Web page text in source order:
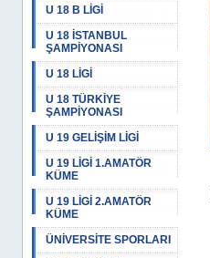
U 18 B LİGİ
U 18 İSTANBUL
ŞAMPİYONASI
U 18 LİGİ
U 18 TÜRKİYE
ŞAMPİYONASI
U 19 GELİŞİM LİGİ
U 19 LİGİ 1.AMATÖR
KÜME
U 19 LİGİ 2.AMATÖR
KÜME
ÜNİVERSİTE SPORLARI